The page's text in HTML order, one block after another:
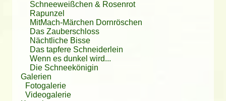
Schneeweißchen & Rosenrot
Rapunzel
MitMach-Märchen Dornröschen
Das Zauberschloss
Nächtliche Bisse
Das tapfere Schneiderlein
Wenn es dunkel wird...
Die Schneekönigin
Galerien
Fotogalerie
Videogalerie